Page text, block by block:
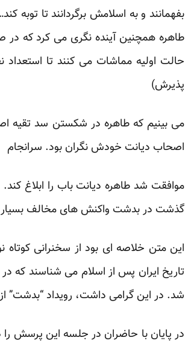
بفهمانند و به اسلامش برگردانند تا
طاهره همچنین آینده نگری می کرد که در
حالت اولیه مماشات می کنند تا
پذیرش)
می بینیم که طاهره در شکستن سد تقیه
اصحاب دیانت خودش نگران بود. سرانجام
موافقت شد طاهره دیانت باب را ابلاغ
گذشت در بدشت واکنش های مخالف بسیار
این متن خلاصه ای بود از سخنرانی کوتاه
تاریخ ایران پس از اسلام می شناسند که
شد. در این گرامی داشت، رویداد “بدشت”
در پایان با حاضران در جلسه این پرسش را